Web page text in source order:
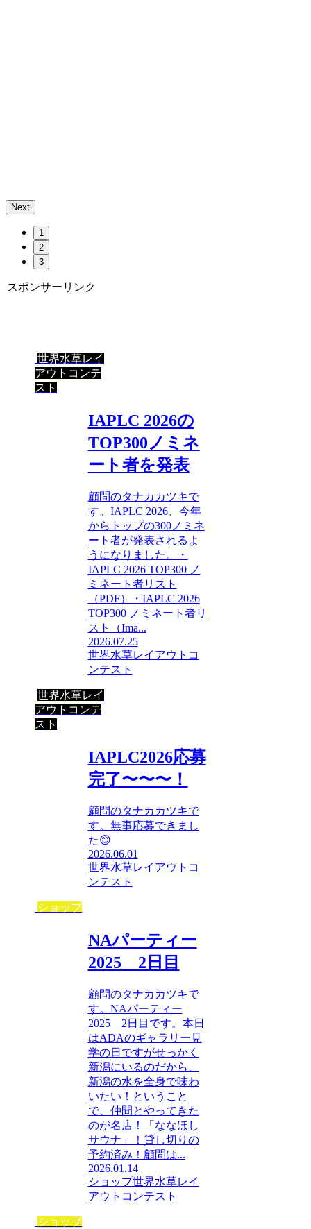
Next
1
2
3
スポンサーリンク
世界水草レイ
アウトコンテ
スト
IAPLC 2026の
TOP300ノミネ
ート者を発表
顧問のタナカカツキで
す。IAPLC 2026、今年
からトップの300ノミネ
ート者が発表されるよ
うになりました。・
IAPLC 2026 TOP300 ノ
ミネート者リスト
（PDF）・IAPLC 2026
TOP300 ノミネート者リ
スト（Ima...
2026.07.25
世界水草レイアウトコ
ンテスト
世界水草レイ
アウトコンテ
スト
IAPLC2026応募
完了〜〜〜！
顧問のタナカカツキで
す。無事応募できまし
た😊
2026.06.01
世界水草レイアウトコ
ンテスト
ショップ
NAパーティー
2025 2日目
顧問のタナカカツキで
す。NAパーティー
2025 2日目です。本日
はADAのギャラリー見
学の日ですがせっかく
新潟にいるのだから、
新潟の水を全身で味わ
いたい！ということ
で、仲間とやってきた
のが名店！「ななほし
サウナ」！貸し切りの
予約済み！顧問は...
2026.01.14
ショップ世界水草レイ
アウトコンテスト
ショップ